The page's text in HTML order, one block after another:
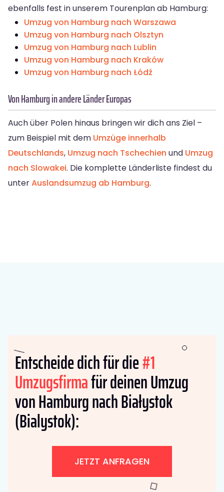
ebenfalls fest in unserem Tourenplan ab Hamburg:
Umzug von Hamburg nach Warszawa
Umzug von Hamburg nach Olsztyn
Umzug von Hamburg nach Lublin
Umzug von Hamburg nach Kraków
Umzug von Hamburg nach Łódź
Von Hamburg in andere Länder Europas
Auch über Polen hinaus bringen wir dich ans Ziel –
zum Beispiel mit dem Umzüge innerhalb
Deutschlands, Umzug nach Tschechien und Umzug
nach Slowakei. Die komplette Länderliste findest du
unterAuslandsumzug ab Hamburg.
Entscheide dich für die#1
Umzugsfirmafür deinen Umzug
von Hamburg nach Białystok
(Bialystok):
JETZT ANFRAGEN